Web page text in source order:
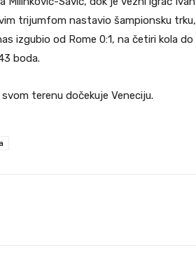
trijumfom nastavio šampionsku trku,
izgubio od Rome 0:1, na četiri kola do
boda.
terenu dočekuje Veneciju.